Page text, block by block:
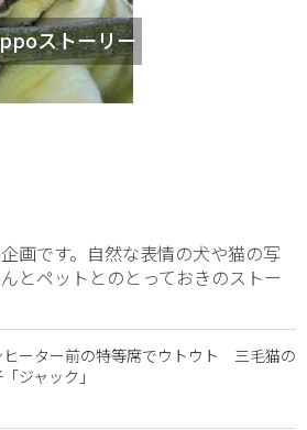
ストーリー
画です。自然な表情の犬や猫の写
とペットとのとっておきのストー
ヒーター前の特等席でウトウト 三毛猫の
ジャック」